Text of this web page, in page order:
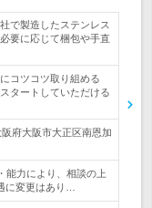
で製造したステンレス
要に応じて梱包や手直
コツコツ取り組める
タートしていただける
府大阪市大正区南恩加
能力により、相談の上
に変更はあり…